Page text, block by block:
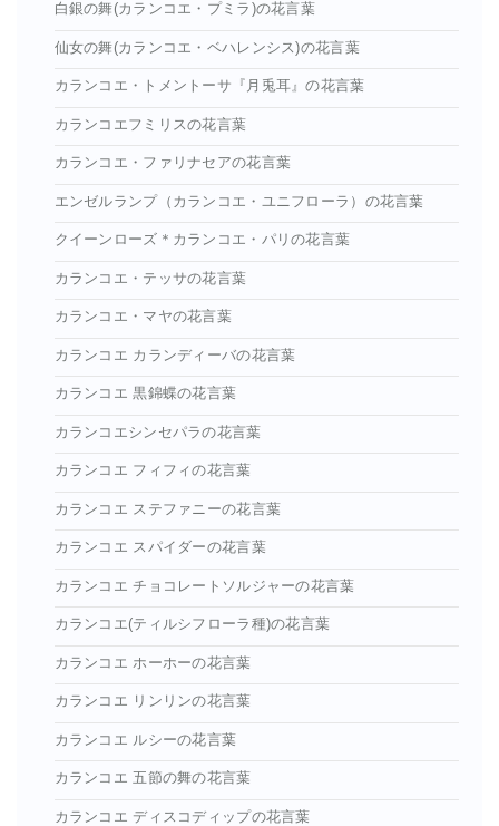
白銀の舞(カランコエ・プミラ)の花言葉
仙女の舞(カランコエ・ベハレンシス)の花言葉
カランコエ・トメントーサ『月兎耳』の花言葉
カランコエフミリスの花言葉
カランコエ・ファリナセアの花言葉
エンゼルランプ（カランコエ・ユニフローラ）の花言葉
クイーンローズ＊カランコエ・パリの花言葉
カランコエ・テッサの花言葉
カランコエ・マヤの花言葉
カランコエ カランディーバの花言葉
カランコエ 黒錦蝶の花言葉
カランコエシンセパラの花言葉
カランコエ フィフィの花言葉
カランコエ ステファニーの花言葉
カランコエ スパイダーの花言葉
カランコエ チョコレートソルジャーの花言葉
カランコエ(ティルシフローラ種)の花言葉
カランコエ ホーホーの花言葉
カランコエ リンリンの花言葉
カランコエ ルシーの花言葉
カランコエ 五節の舞の花言葉
カランコエ ディスコディップの花言葉